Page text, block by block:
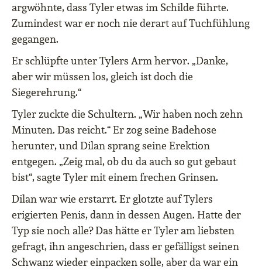
argwöhnte, dass Tyler etwas im Schilde führte.
Zumindest war er noch nie derart auf Tuchfühlung
gegangen.
Er schlüpfte unter Tylers Arm hervor. „Danke,
aber wir müssen los, gleich ist doch die
Siegerehrung.“
Tyler zuckte die Schultern. „Wir haben noch zehn
Minuten. Das reicht.“ Er zog seine Badehose
herunter, und Dilan sprang seine Erektion
entgegen. „Zeig mal, ob du da auch so gut gebaut
bist“, sagte Tyler mit einem frechen Grinsen.
Dilan war wie erstarrt. Er glotzte auf Tylers
erigierten Penis, dann in dessen Augen. Hatte der
Typ sie noch alle? Das hätte er Tyler am liebsten
gefragt, ihn angeschrien, dass er gefälligst seinen
Schwanz wieder einpacken solle, aber da war ein